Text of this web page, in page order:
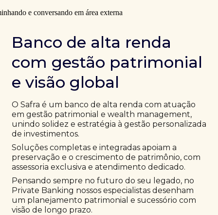
Banco de alta renda
com gestão patrimonial
e visão global
O Safra é um banco de alta renda com atuação
em gestão patrimonial e wealth management,
unindo solidez e estratégia à gestão personalizada
de investimentos.
Soluções completas e integradas apoiam a
preservação e o crescimento de patrimônio, com
assessoria exclusiva e atendimento dedicado.
Pensando sempre no futuro do seu legado, no
Private Banking nossos especialistas desenham
um planejamento patrimonial e sucessório com
visão de longo prazo.